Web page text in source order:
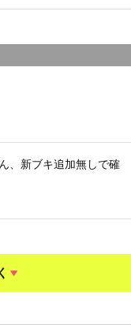
、新ブキ追加無しで確